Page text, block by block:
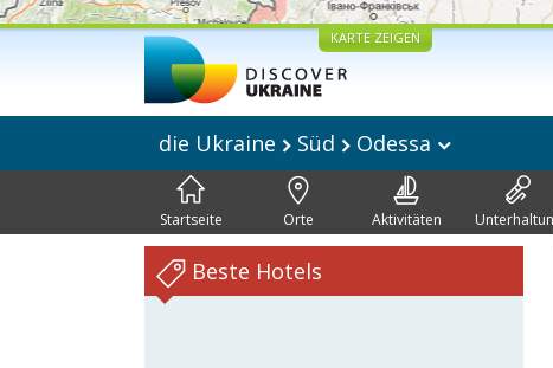
KARTE ZEIGEN
die Ukraine Süd Odessa
Startseite Orte Aktivitäten
Beste Hotels